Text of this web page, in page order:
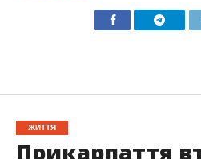
ЖИТТЯ
Прикарпаття